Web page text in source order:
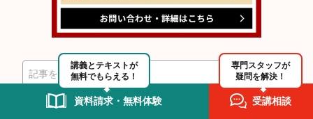
検
索
検
索
講義とテキストが
無料でもらえる！
資料請求・無料体験
専門スタッフが
疑問を解決！
受講相談